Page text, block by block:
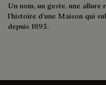
Un nom, un geste, une allure
l’histoire d’une Maison qui
depuis 1895.